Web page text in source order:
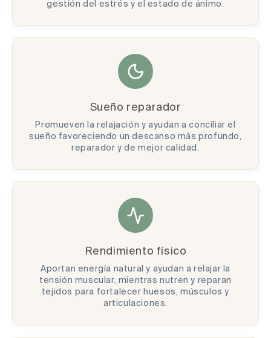
gestión del estrés y el estado de ánimo.
Sueño reparador
Promueven la relajación y ayudan a conciliar el
sueño favoreciendo un descanso más profundo,
reparador y de mejor calidad.
Rendimiento físico
Aportan energía natural y ayudan a relajar la
tensión muscular, mientras nutren y reparan
tejidos para fortalecer huesos, músculos y
articulaciones.